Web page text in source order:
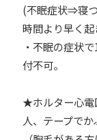
(不眠症状⇒寝
時間より早く起
・不眠の症状
付不可。
★ホルター心電
人、テープで